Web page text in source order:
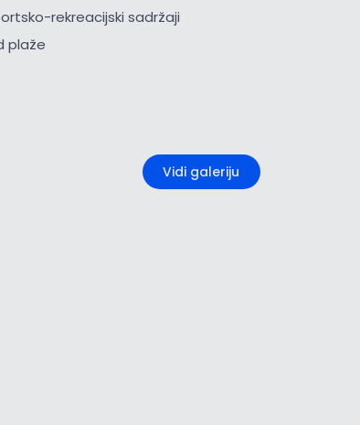
rekreacijski sadržaji
plaže
Vidi galeriju